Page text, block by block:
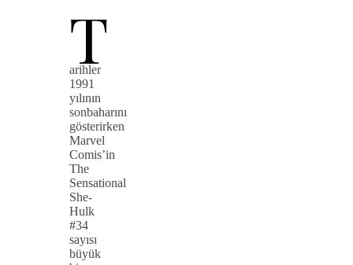
T
arihler
1991
yılının
sonbaharını
gösterirken
Marvel
Comis’in
The
Sensational
She-
Hulk
#34
sayısı
büyük